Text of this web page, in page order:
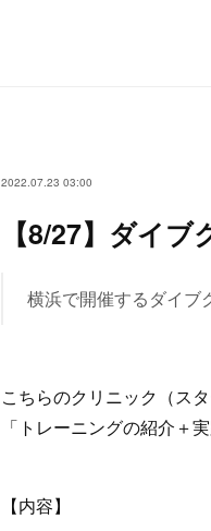
2022.07.23 03:00
【8/27】ダイブ
横浜で開催するダイブ
こちらのクリニック（ス
「トレーニングの紹介＋
【内容】